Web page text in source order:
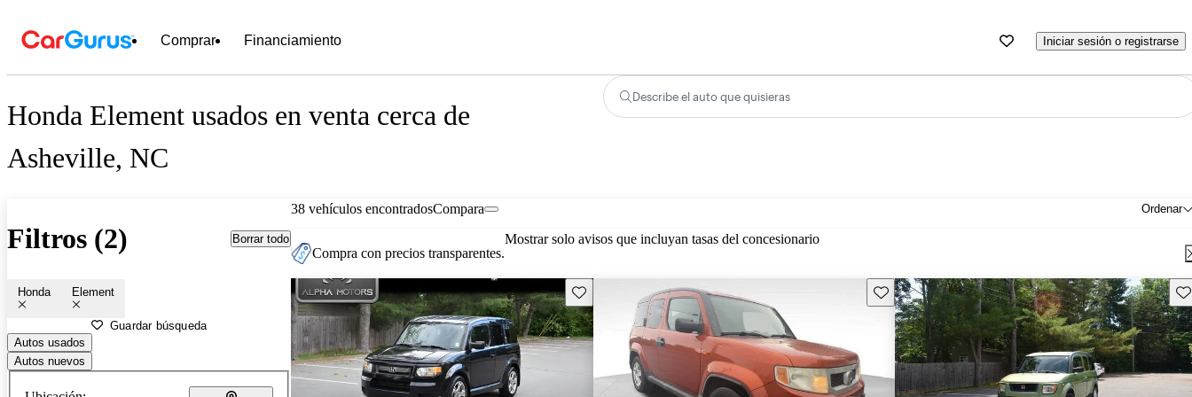
Comprar Financiamiento Iniciar sesión o registrarse
Honda Element usados en venta cerca de
Asheville, NC
Describe el auto que quisieras
Filtros (2) Borrar todo
Honda Element
Guardar búsqueda
Autos usados
Autos nuevos
38 vehículos encontrados Ordenar
Compara
Compra con precios transparentes.
Mostrar solo avisos que incluyan tasas del concesionario
Guarda este Aviso Guarda este Aviso